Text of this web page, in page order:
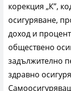
корекция „К”,
осигуряване,
доход и
обществено
задължително
здравно